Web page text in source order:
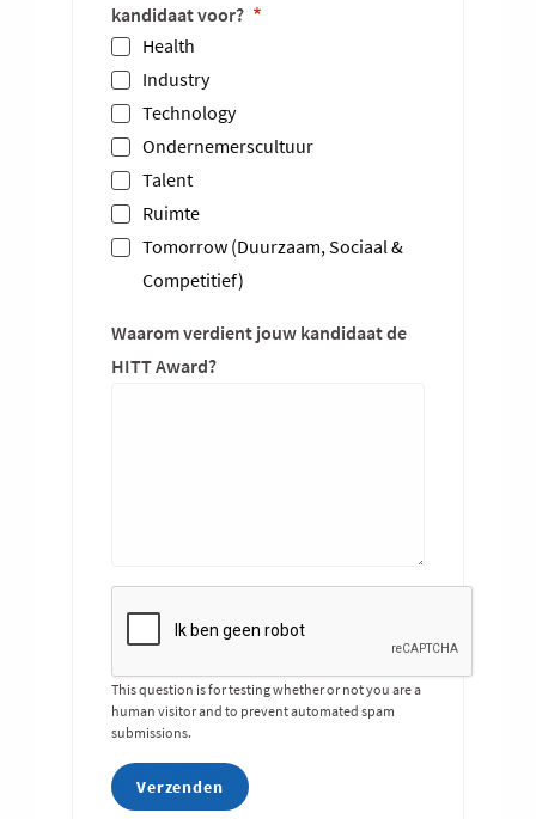
kandidaat voor?
Health
Industry
Technology
Ondernemerscultuur
Talent
Ruimte
Tomorrow (Duurzaam, Sociaal &
Competitief)
Waarom verdient jouw kandidaat de
HITT Award?
This question is for testing whether or not you are a
human visitor and to prevent automated spam
submissions.